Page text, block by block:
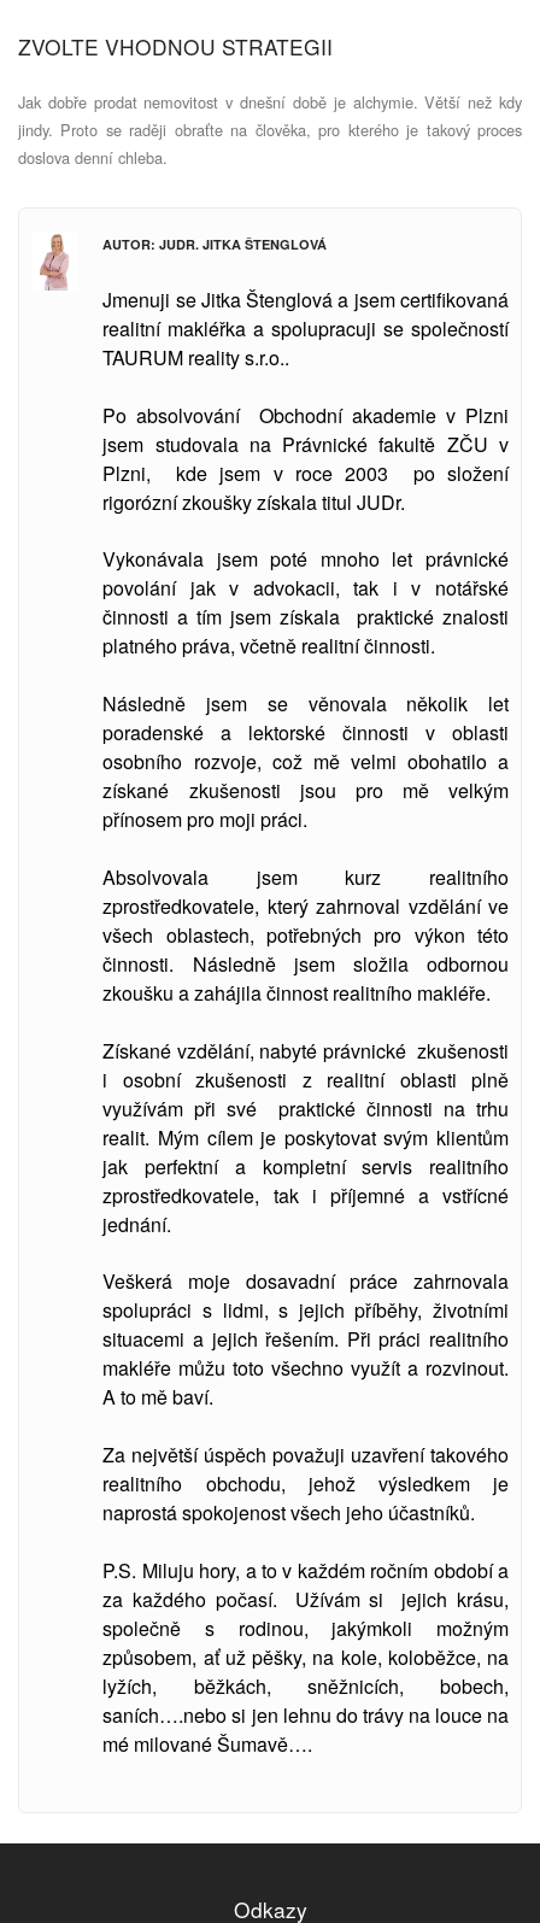
ZVOLTE VHODNOU STRATEGII
Jak dobře prodat nemovitost v dnešní době je alchymie. Větší než kdy
jindy. Proto se raději obraťte na člověka, pro kterého je takový proces
doslova denní chleba.
AUTOR: JUDR. JITKA ŠTENGLOVÁ
Jmenuji se Jitka Štenglová a jsem certifikovaná
realitní makléřka a spolupracuji se společností
TAURUM reality s.r.o..
Po absolvování Obchodní akademie v Plzni
jsem studovala na Právnické fakultě ZČU v
Plzni, kde jsem v roce 2003 po složení
rigorózní zkoušky získala titul JUDr.
Vykonávala jsem poté mnoho let právnické
povolání jak v advokacii, tak i v notářské
činnosti a tím jsem získala praktické znalosti
platného práva, včetně realitní činnosti.
Následně jsem se věnovala několik let
poradenské a lektorské činnosti v oblasti
osobního rozvoje, což mě velmi obohatilo a
získané zkušenosti jsou pro mě velkým
přínosem pro moji práci.
Absolvovala jsem kurz realitního
zprostředkovatele, který zahrnoval vzdělání ve
všech oblastech, potřebných pro výkon této
činnosti. Následně jsem složila odbornou
zkoušku a zahájila činnost realitního makléře.
Získané vzdělání, nabyté právnické zkušenosti
i osobní zkušenosti z realitní oblasti plně
využívám při své praktické činnosti na trhu
realit. Mým cílem je poskytovat svým klientům
jak perfektní a kompletní servis realitního
zprostředkovatele, tak i příjemné a vstřícné
jednání.
Veškerá moje dosavadní práce zahrnovala
spolupráci s lidmi, s jejich příběhy, životními
situacemi a jejich řešením. Při práci realitního
makléře můžu toto všechno využít a rozvinout.
A to mě baví.
Za největší úspěch považuji uzavření takového
realitního obchodu, jehož výsledkem je
naprostá spokojenost všech jeho účastníků.
P.S. Miluju hory, a to v každém ročním období a
za každého počasí. Užívám si jejich krásu,
společně s rodinou, jakýmkoli možným
způsobem, ať už pěšky, na kole, koloběžce, na
lyžích, běžkách, sněžnicích, bobech,
saních….nebo si jen lehnu do trávy na louce na
mé milované Šumavě….
Odkazy